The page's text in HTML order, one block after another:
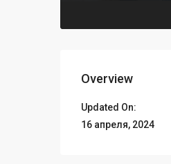
Overview
Updated On:
16 апреля, 2024